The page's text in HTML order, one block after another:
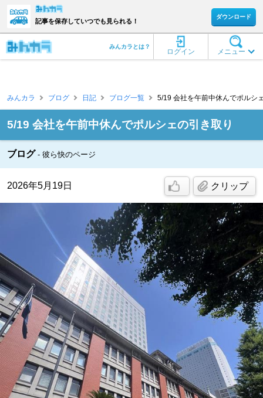
記事を保存していつでも見られる！
ダウンロード
メニュー
ログイン
みんカラとは？
みんカラ ブログ 日記 ブログ一覧 5/19 会社を午前中休んでポルシ
5/19 会社を午前中休んでポルシェの引き取り
ブログ 彼ら快のページ
2026年5月19日 クリップ